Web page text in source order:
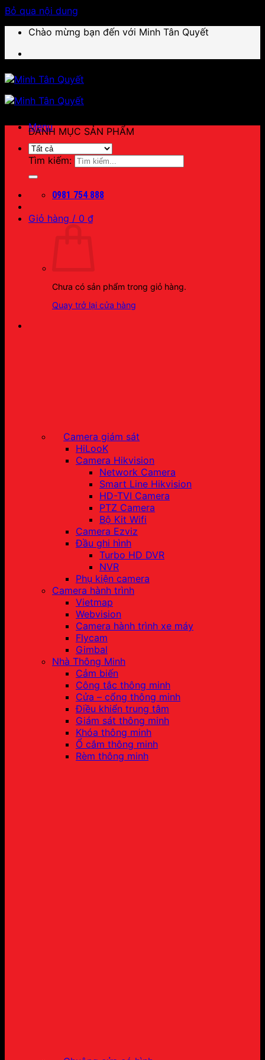
Bỏ qua nội dung
Chào mừng bạn đến với Minh Tân Quyết
Menu
Tìm kiếm:
0981 754 888
Giỏ hàng / 0 ₫
Chưa có sản phẩm trong giỏ hàng.
Quay trở lại cửa hàng
DANH MỤC SẢN PHẨM
Camera giám sát
HiLooK
Camera Hikvision
Network Camera
Smart Line Hikvision
HD-TVI Camera
PTZ Camera
Bộ Kit Wifi
Camera Ezviz
Đầu ghi hình
Turbo HD DVR
NVR
Phụ kiện camera
Camera hành trình
Vietmap
Webvision
Camera hành trình xe máy
Flycam
Gimbal
Nhà Thông Minh
Cảm biến
Công tắc thông minh
Cửa – cổng thông minh
Điều khiển trung tâm
Giám sát thông minh
Khóa thông minh
Ổ cắm thông minh
Rèm thông minh